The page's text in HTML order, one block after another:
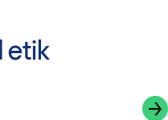
etik